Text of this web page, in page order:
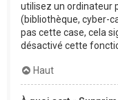
utilisez un ordinateur
(bibliothèque, cyber-
pas cette case, cela
désactivé cette
Haut